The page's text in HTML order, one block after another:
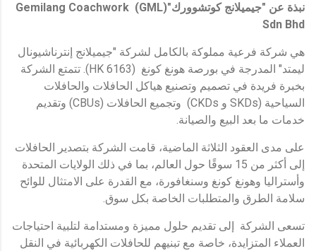
نبذة عن "جيميلانج كوتشوورك"(GML)
Gemilang Coachwork
Sdn Bhd
هي شركة فرعية مملوكة بالكامل لشركة "جيميلانج إنترناشيونال
ليمتد" المدرجة في بورصة هونغ كونغ (6163 HK). تتمتع الشركة
بخبرة فريدة في تصميم وتصنيع هياكل الحافلات والحافلات
السياحية (SKDs و CKDs) وتجميع الحافلات (CBUs) وتقديم
خدمات ما بعد البيع والصيانة.
على مدى العقود الثلاثة الماضية، قامت الشركة بتصدير الحافلات
إلى أكثر من 15 سوقًا حول العالم، بما في ذلك الولايات المتحدة
وأستراليا وهونغ كونغ وسنغافورة، مع القدرة على الامتثال للوائح
سلامة الطرق والمتطلبات الخاصة بكل سوق.
تسعى الشركة إلى تقديم حلول مميزة ومستدامة لتلبية احتياجات
العملاء المتزايدة، خاصة مع تبنيهم للحافلات الكهربائية في النقل